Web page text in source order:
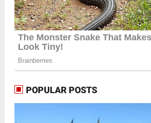
POPULAR POSTS